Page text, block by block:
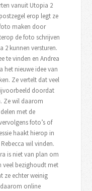
vanuit Utopia 2
erop legt ze
maken door
de foto schrijven
2 kunnen versturen.
te vinden en Andrea
het nieuwe idee van
Ze vertelt dat veel
doordat
Ze wil daarom
met de
foto’s of
haakt hierop in
wil vinden.
is niet van plan om
veel bezighoudt met
ze echter weinig
daarom online